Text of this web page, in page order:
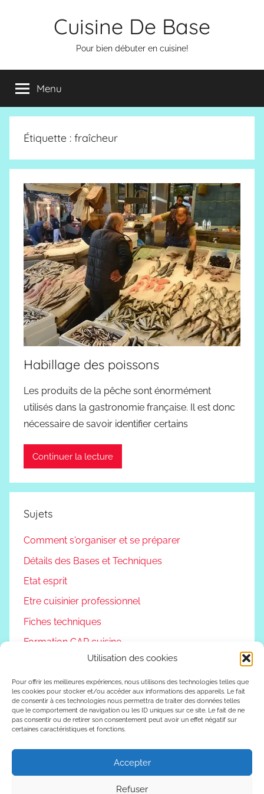
Utilisation des cookies
Pour offrir les meilleures expériences, nous utilisons des technologies telles que
les cookies pour stocker et/ou accéder aux informations des appareils. Le fait
de consentir à ces technologies nous permettra de traiter des données telles
que le comportement de navigation ou les ID uniques sur ce site. Le fait de ne
pas consentir ou de retirer son consentement peut avoir un effet négatif sur
certaines caractéristiques et fonctions.
Accepter
Refuser
Cuisine De Base
Pour bien débuter en cuisine!
Menu
Étiquette : fraîcheur
Habillage des poissons
Les produits de la pêche sont énormément
utilisés dans la gastronomie française. Il est donc
nécessaire de savoir identifier certains
Continuer la lecture
Sujets
Comment s'organiser et se préparer
Détails des Bases et Techniques
Etat esprit
Etre cuisinier professionnel
Fiches techniques
Formation CAP cuisine
Podcast
Reconversion professionnelle
Vivre autrement